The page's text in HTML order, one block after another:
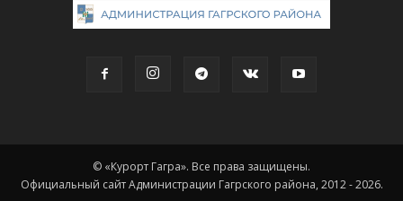
© «Курорт Гагра». Все права защищены.
Официальный сайт Администрации Гагрского района, 2012 - 2026.